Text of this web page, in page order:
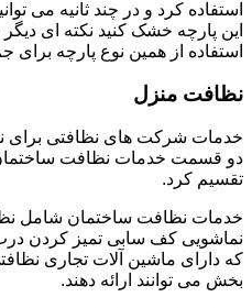
استفاده کرد و در چند ثانیه می
این پارچه خشک کنید نکته ای
استفاده از همین نوع پارچه برای
نظافت منزل
خدمات شرکت های نظافتی برای
دو قسمت خدمات نظافت
تقسیم کرد.
خدمات نظافت ساختمان شامل
نماشویی کف سابی تمیز کردن
که دارای ماشین آلات تجاری
بخش می توانند ارائه دهند.